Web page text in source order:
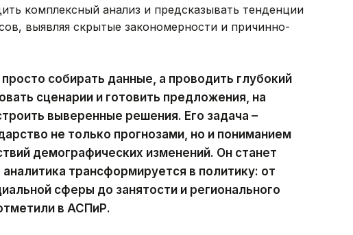
комплексный анализ и предсказывать тенденции
выявляя скрытые закономерности и причинно-
собирать данные, а проводить глубокий
сценарии и готовить предложения, на
выверенные решения. Его задача –
не только прогнозами, но и пониманием
демографических изменений. Он станет
трансформируется в политику: от
сферы до занятости и регионального
в АСПиР.